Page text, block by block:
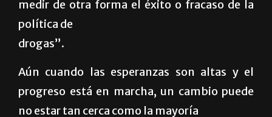
medir de otra forma el éxito o fracaso de la
política de
drogas”.
Aún cuando las esperanzas son altas y el
progreso está en marcha, un cambio puede
no estar tan cerca como la mayoría